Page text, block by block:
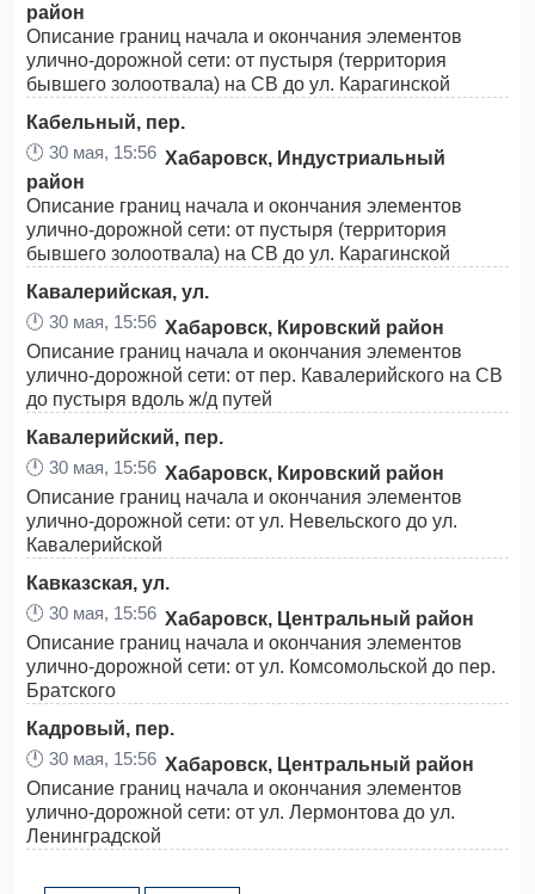
район
Описание границ начала и окончания элементов
улично-дорожной сети: от пустыря (территория
бывшего золоотвала) на СВ до ул. Карагинской
Кабельный, пер.
🕛30 мая, 15:56 Хабаровск, Индустриальный
район
Описание границ начала и окончания элементов
улично-дорожной сети: от пустыря (территория
бывшего золоотвала) на СВ до ул. Карагинской
Кавалерийская, ул.
🕛30 мая, 15:56 Хабаровск, Кировский район
Описание границ начала и окончания элементов
улично-дорожной сети: от пер. Кавалерийского на СВ
до пустыря вдоль ж/д путей
Кавалерийский, пер.
🕛30 мая, 15:56 Хабаровск, Кировский район
Описание границ начала и окончания элементов
улично-дорожной сети: от ул. Невельского до ул.
Кавалерийской
Кавказская, ул.
🕛30 мая, 15:56 Хабаровск, Центральный район
Описание границ начала и окончания элементов
улично-дорожной сети: от ул. Комсомольской до пер.
Братского
Кадровый, пер.
🕛30 мая, 15:56 Хабаровск, Центральный район
Описание границ начала и окончания элементов
улично-дорожной сети: от ул. Лермонтова до ул.
Ленинградской